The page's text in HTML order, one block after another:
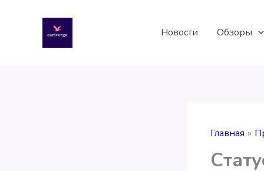
содержимому
Новости Обзоры
Главная